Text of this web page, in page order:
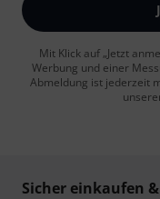
Mit Klick auf „Jetzt
Werbung und einer
Abmeldung ist jederzeit
Sicher einkaufen